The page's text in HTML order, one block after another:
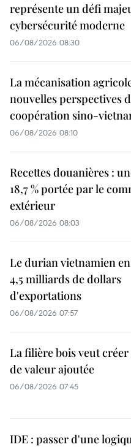
représente un défi
cybersécurité moderne
06/08/2026 08:30
La mécanisation
nouvelles perspectives
coopération sino-
06/08/2026 08:10
Recettes douanières :
18,7 % portée par le
extérieur
06/08/2026 08:03
Le durian vietnamien
4,5 milliards de dollars
d'exportations
06/08/2026 07:57
La filière bois veut créer
de valeur ajoutée
06/08/2026 07:45
IDE : passer d'une